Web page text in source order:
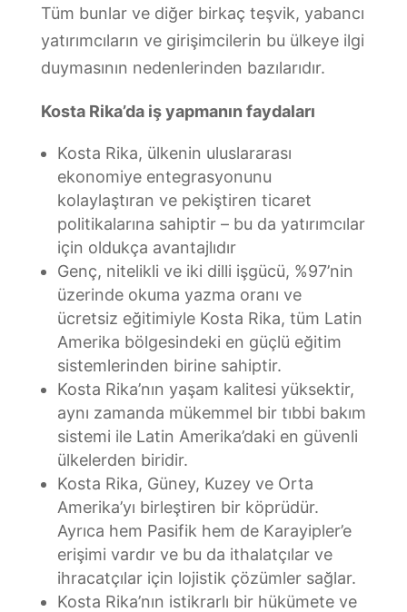
Tüm bunlar ve diğer birkaç teşvik, yabancı
yatırımcıların ve girişimcilerin bu ülkeye ilgi
duymasının nedenlerinden bazılarıdır.
Kosta Rika’da iş yapmanın faydaları
Kosta Rika, ülkenin uluslararası
ekonomiye entegrasyonunu
kolaylaştıran ve pekiştiren ticaret
politikalarına sahiptir – bu da yatırımcılar
için oldukça avantajlıdır
Genç, nitelikli ve iki dilli işgücü, %97’nin
üzerinde okuma yazma oranı ve
ücretsiz eğitimiyle Kosta Rika, tüm Latin
Amerika bölgesindeki en güçlü eğitim
sistemlerinden birine sahiptir.
Kosta Rika’nın yaşam kalitesi yüksektir,
aynı zamanda mükemmel bir tıbbi bakım
sistemi ile Latin Amerika’daki en güvenli
ülkelerden biridir.
Kosta Rika, Güney, Kuzey ve Orta
Amerika’yı birleştiren bir köprüdür.
Ayrıca hem Pasifik hem de Karayipler’e
erişimi vardır ve bu da ithalatçılar ve
ihracatçılar için lojistik çözümler sağlar.
Kosta Rika’nın istikrarlı bir hükümete ve